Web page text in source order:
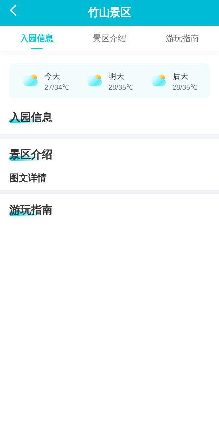
 竹山景区
入园信息 景区介绍 游玩指南
今天
27/34℃
明天
28/35℃
后天
28/35℃
入园信息
景区介绍
图文详情
游玩指南